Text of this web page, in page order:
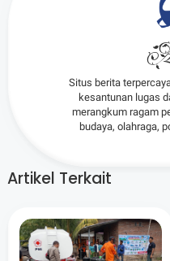
Situs berita
kesantunan lugas
merangkum ragam
budaya, olahraga,
Artikel Terkait